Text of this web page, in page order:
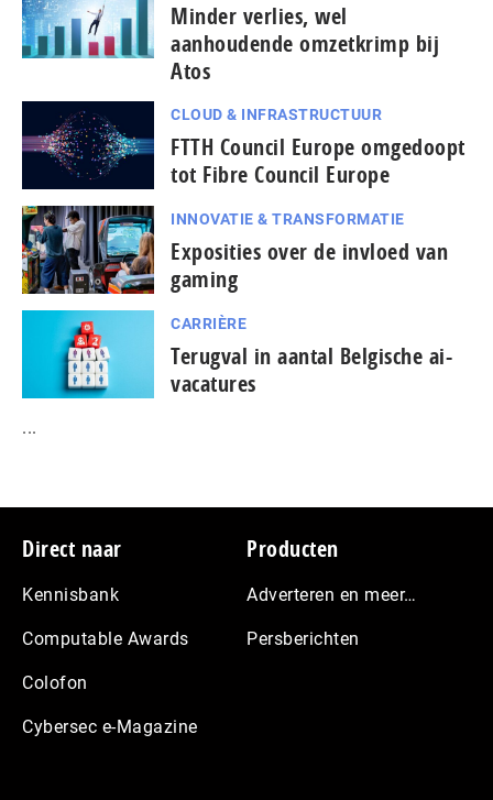
Minder verlies, wel
aanhoudende omzetkrimp bij
Atos
CLOUD & INFRASTRUCTUUR
FTTH Council Europe omgedoopt
tot Fibre Council Europe
INNOVATIE & TRANSFORMATIE
Exposities over de invloed van
gaming
CARRIÈRE
Terugval in aantal Belgische ai-
vacatures
...
Footer
Direct naar
Kennisbank
Computable Awards
Colofon
Cybersec e-Magazine
Producten
Adverteren en meer…
Persberichten